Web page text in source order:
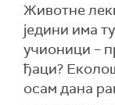
Животне
једини има
учионици –
ђаци?
осам дана